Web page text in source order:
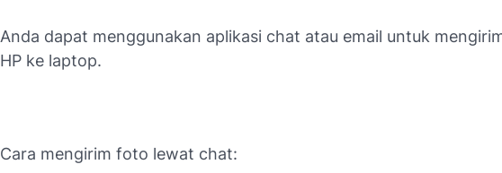
Anda dapat menggunakan aplikasi chat atau email untuk
HP ke laptop.
Cara mengirim foto lewat chat: